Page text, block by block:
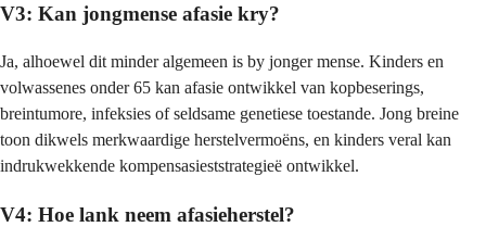
V3: Kan jongmense afasie kry?
Ja, alhoewel dit minder algemeen is by jonger mense. Kinders en
volwassenes onder 65 kan afasie ontwikkel van kopbeserings,
breintumore, infeksies of seldsame genetiese toestande. Jong breine
toon dikwels merkwaardige herstelvermoëns, en kinders veral kan
indrukwekkende kompensasieststrategieë ontwikkel.
V4: Hoe lank neem afasieherstel?